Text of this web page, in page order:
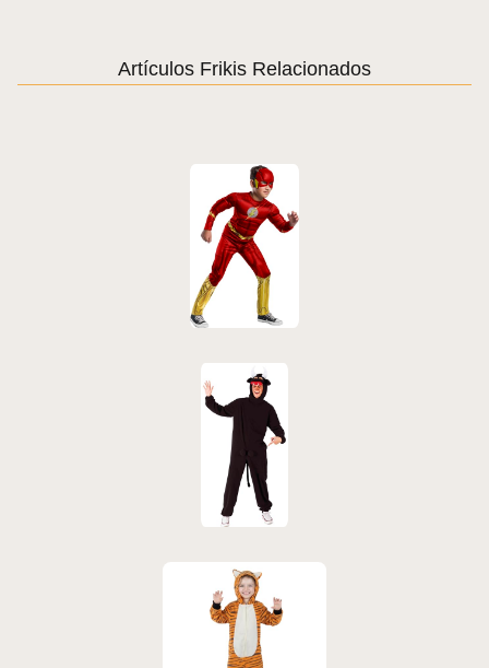
Artículos Frikis Relacionados